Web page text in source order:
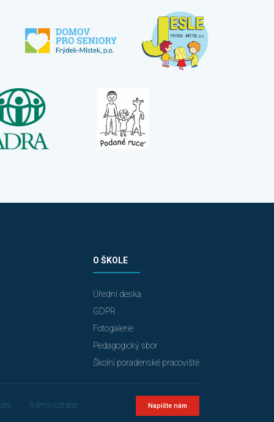
O ŠKOLE
Úřední deska
GDPR
Fotogalerie
Pedagogický sbor
Školní poradenské pracoviště
Administrace Napište nám